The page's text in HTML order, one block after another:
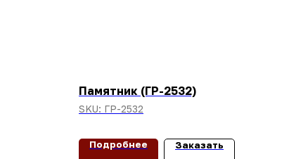
Памятник (ГР-2532)
SKU: ГР-2532
Подробнее Заказать